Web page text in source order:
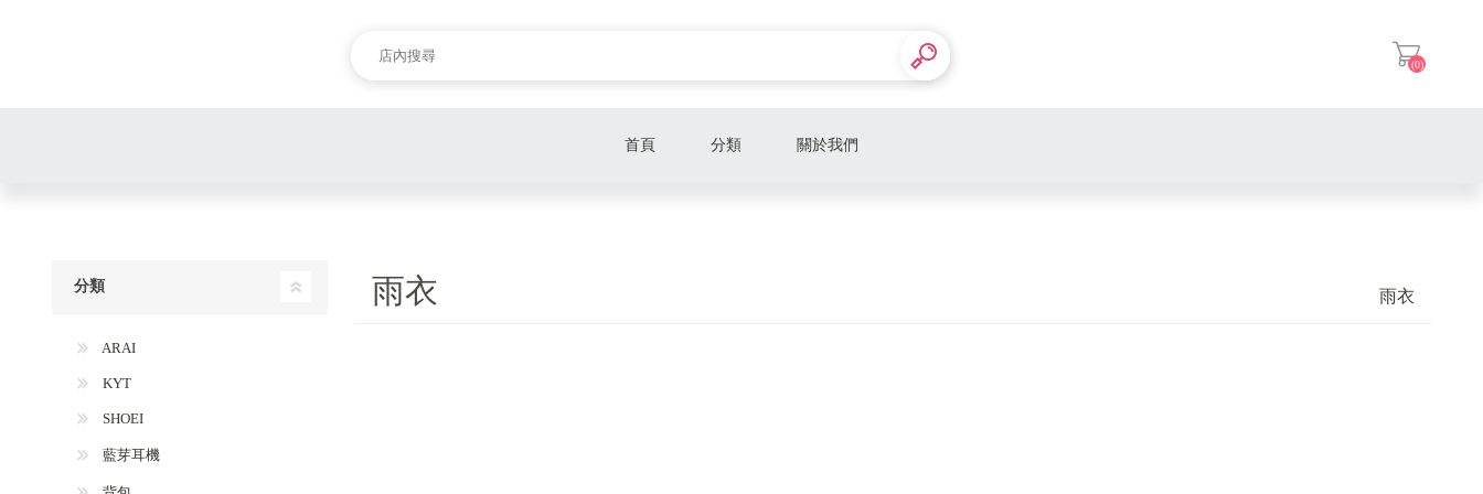
(0)
首頁 分類 關於我們
雨衣 雨衣
分類
ARAI
KYT
SHOEI
藍芽耳機